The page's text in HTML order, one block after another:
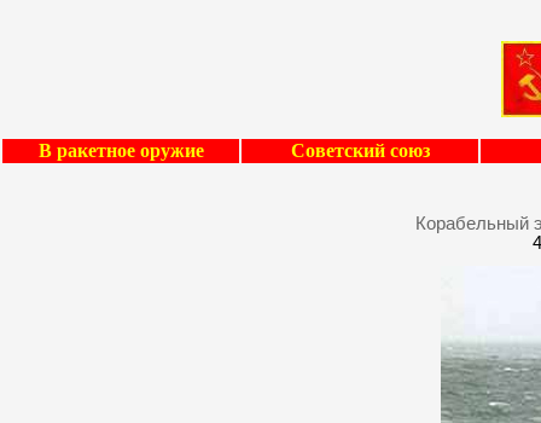
В ракетное оружие Советский союз
Корабельный